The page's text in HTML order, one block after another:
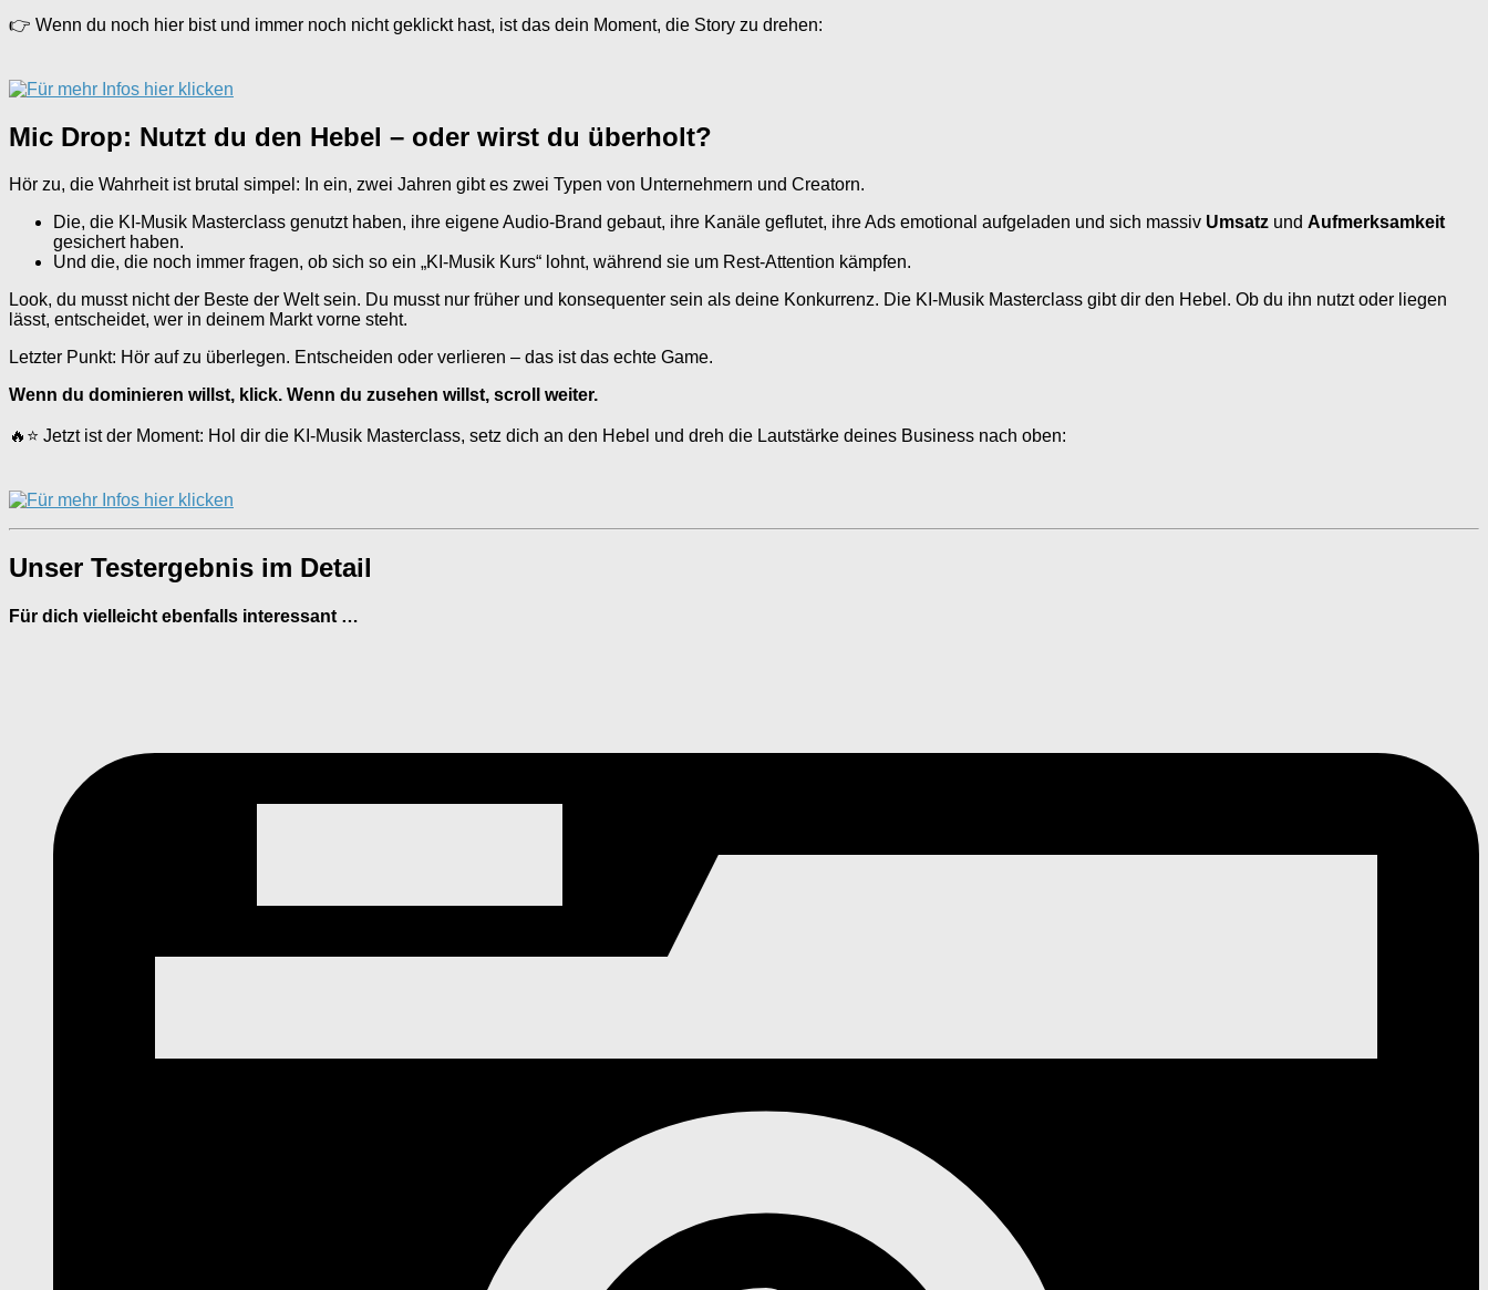
👉 Wenn du noch hier bist und immer noch nicht geklickt hast, ist das dein Moment, die Story zu drehen:
Mic Drop: Nutzt du den Hebel – oder wirst du überholt?
Hör zu, die Wahrheit ist brutal simpel: In ein, zwei Jahren gibt es zwei Typen von Unternehmern und Creatorn.
Die, die KI-Musik Masterclass genutzt haben, ihre eigene Audio-Brand gebaut, ihre Kanäle geflutet, ihre Ads emotional aufgeladen und sich massiv Umsatz und Aufmerksamkeit
gesichert haben.
Und die, die noch immer fragen, ob sich so ein „KI-Musik Kurs“ lohnt, während sie um Rest-Attention kämpfen.
Look, du musst nicht der Beste der Welt sein. Du musst nur früher und konsequenter sein als deine Konkurrenz. Die KI-Musik Masterclass gibt dir den Hebel. Ob du ihn nutzt oder liegen
lässt, entscheidet, wer in deinem Markt vorne steht.
Letzter Punkt: Hör auf zu überlegen. Entscheiden oder verlieren – das ist das echte Game.
Wenn du dominieren willst, klick. Wenn du zusehen willst, scroll weiter.
🔥⭐ Jetzt ist der Moment: Hol dir die KI-Musik Masterclass, setz dich an den Hebel und dreh die Lautstärke deines Business nach oben:
Unser Testergebnis im Detail
Für dich vielleicht ebenfalls interessant …